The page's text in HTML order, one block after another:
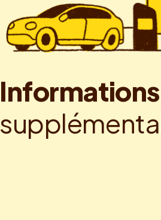
Informations
supplémenta